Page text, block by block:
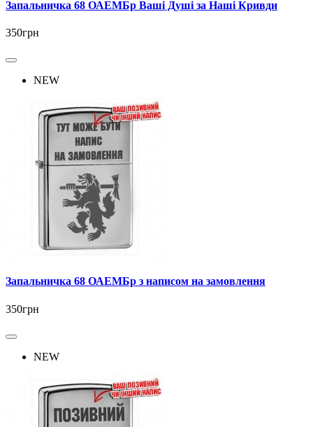
Запальничка 68 ОАЕМБр Ваші Душі за Наші Кривди
350грн
NEW
Запальничка 68 ОАЕМБр з написом на замовлення
350грн
NEW